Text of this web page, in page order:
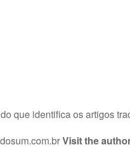
que identifica os artigos
Visit the